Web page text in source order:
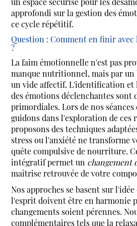
approfondi sur la gestion des
ce cycle répétitif.
Question : Comment en finir
?
La faim émotionnelle n'est pas
manque nutritionnel, mais par un
un vide affectif. L'identification et
des émotions déclenchantes sont
primordiales. Lors de nos séances
guidons dans l'exploration de ces
proposons des techniques
stress ou l'anxiété ne transforme
quête compulsive de nourriture.
intégratif permet un changement
maîtrise retrouvée de votre
Nos approches se basent sur
l'esprit doivent être en harmonie
changements soient pérennes.
complémentaires tels que la